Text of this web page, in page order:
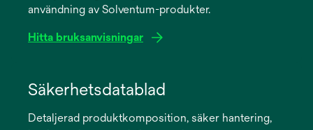
användning av Solventum-produkter.
Hitta bruksanvisningar
new
Säkerhetsdatablad
Detaljerad produktkomposition, säker hantering,